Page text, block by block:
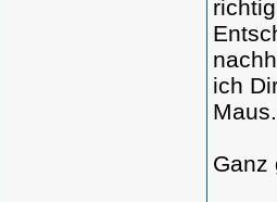
ich
Maus.
Ganz